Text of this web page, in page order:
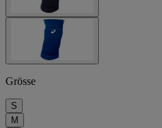
Grösse
S
M